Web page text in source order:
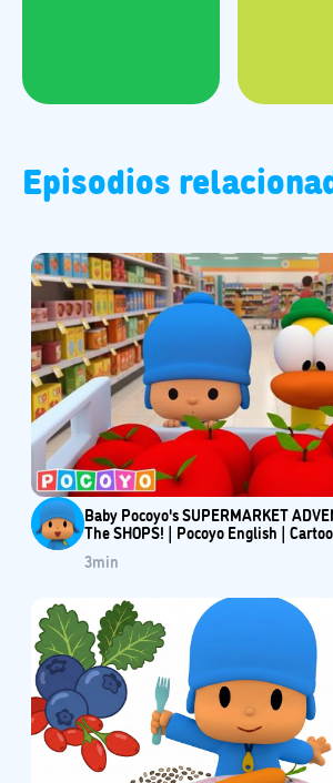
Episodios
Baby Pocoyo's SUPERMARKET
The SHOPS! | Pocoyo English |
3min